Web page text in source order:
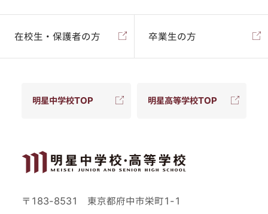
在校生・保護者の方 卒業生の方
明星中学校TOP 明星高等学校TOP
〒183-8531 東京都府中市栄町1-1